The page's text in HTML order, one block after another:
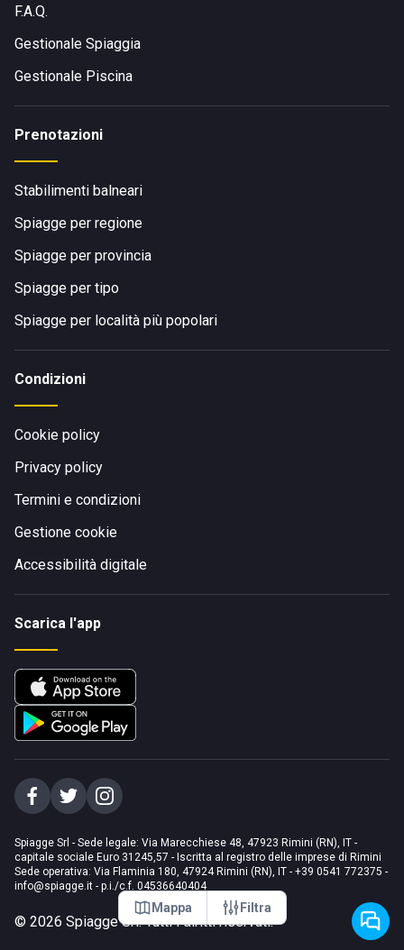
Mappa Filtra
F.A.Q.
Gestionale Spiaggia
Gestionale Piscina
Prenotazioni
Stabilimenti balneari
Spiagge per regione
Spiagge per provincia
Spiagge per tipo
Spiagge per località più popolari
Condizioni
Cookie policy
Privacy policy
Termini e condizioni
Gestione cookie
Accessibilità digitale
Scarica l'app
Spiagge Srl - Sede legale: Via Marecchiese 48, 47923 Rimini (RN), IT -
capitale sociale Euro 31245,57 - Iscritta al registro delle imprese di Rimini
Sede operativa: Via Flaminia 180, 47924 Rimini (RN), IT - +39 0541 772375 -
info@spiagge.it - p.i./c.f. 04536640404
© 2026 Spiagge Srl. Tutti i diritti riservati.